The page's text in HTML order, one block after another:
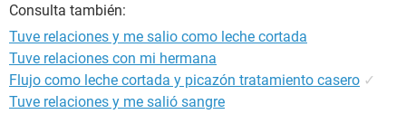
Consulta también:
Tuve relaciones y me salio como leche cortada
Tuve relaciones con mi hermana
Flujo como leche cortada y picazón tratamiento casero ✓
Tuve relaciones y me salió sangre